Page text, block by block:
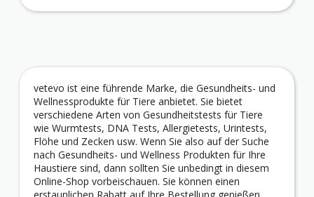
vetevo ist eine führende Marke, die Gesundheits- und
Wellnessprodukte für Tiere anbietet. Sie bietet
verschiedene Arten von Gesundheitstests für Tiere
wie Wurmtests, DNA Tests, Allergietests, Urintests,
Flöhe und Zecken usw. Wenn Sie also auf der Suche
nach Gesundheits- und Wellness Produkten für Ihre
Haustiere sind, dann sollten Sie unbedingt in diesem
Online-Shop vorbeischauen. Sie können einen